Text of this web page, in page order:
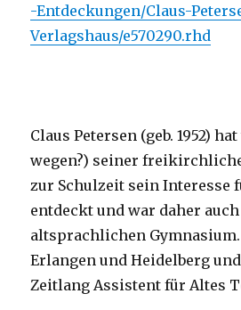
-Entdeckungen/Claus-
Verlagshaus/e570290.rhd
Claus Petersen (geb. 1952)
wegen?) seiner
zur Schulzeit sein Interesse
entdeckt und war daher
altsprachlichen
Erlangen und Heidelberg
Zeitlang Assistent für Altes